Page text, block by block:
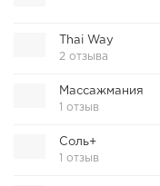
Thai Way
2 отзыва
Массажмания
1 отзыв
Соль+
1 отзыв